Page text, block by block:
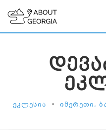
ᲔᲙᲚᲔᲡᲘᲐ • ᲘᲛᲔᲠᲔᲗᲘ,